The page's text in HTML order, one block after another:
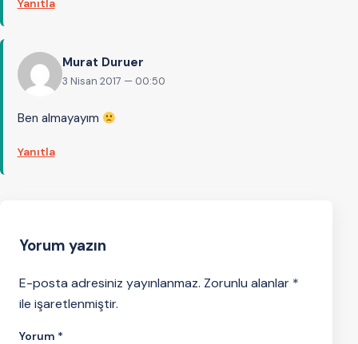
Yanıtla
Murat Duruer
3 Nisan 2017 — 00:50
Ben almayayım
Yanıtla
Yorum yazın
E-posta adresiniz yayınlanmaz. Zorunlu alanlar *
ile işaretlenmiştir.
Yorum *